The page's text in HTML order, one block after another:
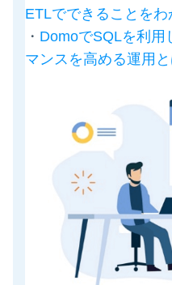
ETLでできることをわ
・ DomoでSQLを利用
マンスを高める運用